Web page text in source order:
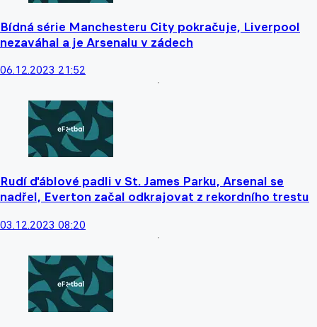
Bídná série Manchesteru City pokračuje, Liverpool
nezaváhal a je Arsenalu v zádech
06.12.2023 21:52
Rudí ďáblové padli v St. James Parku, Arsenal se
nadřel, Everton začal odkrajovat z rekordního trestu
03.12.2023 08:20